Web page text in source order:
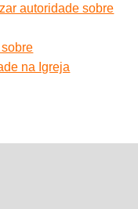
autoridade sobre
na Igreja